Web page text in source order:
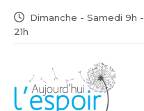
Dimanche - Samedi 9h -
21h